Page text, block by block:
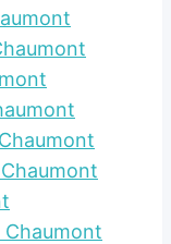
Chaumont